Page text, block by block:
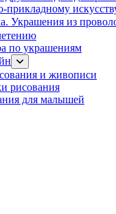
прикладному
Украшения из
по украшениям
и живописи
рисования
для малышей